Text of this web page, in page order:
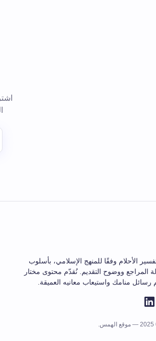
الأحلام وفقًا للمنهج الإسلامي، بأسلوب
المراجع ووضوح التقديم. نُقدّم محتوى مختار
رسائل منامك واستيعاب معانيه العميقة.